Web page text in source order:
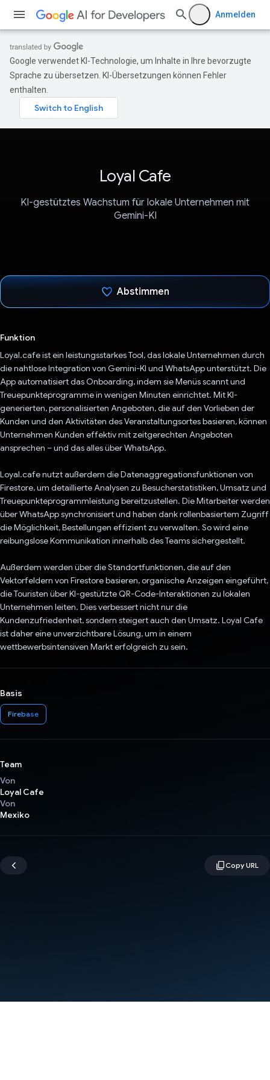
Anmelden
Google verwendet KI-Technologie, um Inhalte in Ihre bevorzugte
Sprache zu übersetzen. KI-Übersetzungen können Fehler
enthalten.
Loyal Cafe
KI-gestütztes Wachstum für lokale Unternehmen mit
Gemini-KI
Abstimmen
Funktion
Loyal.cafe ist ein leistungsstarkes Tool, das lokale Unternehmen durch
die nahtlose Integration von Gemini-KI und WhatsApp unterstützt. Die
App automatisiert das Onboarding, indem sie Menüs scannt und
Treuepunkteprogramme in wenigen Minuten einrichtet. Mit KI-
generierten, personalisierten Angeboten, die auf den Vorlieben der
Kunden und den Aktivitäten des Veranstaltungsortes basieren, können
Unternehmen Kunden effektiv mit zeitgerechten Angeboten
ansprechen – und das alles über WhatsApp.
Loyal.cafe nutzt außerdem die Datenaggregationsfunktionen von
Firestore, um detaillierte Analysen zu Besucherstatistiken, Umsatz und
Treuepunkteprogrammleistung bereitzustellen. Die Mitarbeiter werden
über WhatsApp synchronisiert und haben dank rollenbasiertem Zugriff
die Möglichkeit, Bestellungen effizient zu verwalten. So wird eine
reibungslose Kommunikation innerhalb des Teams sichergestellt.
Außerdem werden über die Standortfunktionen, die auf den
Vektorfeldern von Firestore basieren, organische Anzeigen eingeführt,
die Touristen über KI-gestützte QR-Code-Interaktionen zu lokalen
Unternehmen leiten. Dies verbessert nicht nur die
Kundenzufriedenheit, sondern steigert auch den Umsatz. Loyal Cafe
ist daher eine unverzichtbare Lösung, um in einem
wettbewerbsintensiven Markt erfolgreich zu sein.
Basis
Firebase
Team
Von
Loyal Cafe
Von
Mexiko